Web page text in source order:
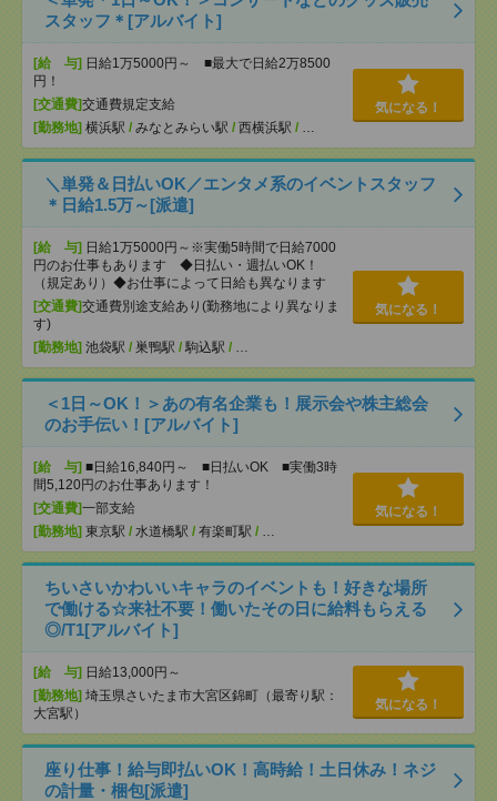
スタッフ＊[アルバイト]
[給 与] 日給1万5000円～ ■最大で日給2万8500
円！
[交通費]交通費規定支給
[勤務地] 横浜駅 / みなとみらい駅 / 西横浜駅 / …
気になる！
＼単発＆日払いOK／エンタメ系のイベントスタッフ
＊日給1.5万～[派遣]
[給 与] 日給1万5000円～※実働5時間で日給7000
円のお仕事もあります ◆日払い・週払いOK！
（規定あり）◆お仕事によって日給も異なります
[交通費]交通費別途支給あり(勤務地により異なりま
す)
[勤務地] 池袋駅 / 巣鴨駅 / 駒込駅 / …
気になる！
＜1日～OK！＞あの有名企業も！展示会や株主総会
のお手伝い！[アルバイト]
[給 与] ■日給16,840円～ ■日払いOK ■実働3時
間5,120円のお仕事あります！
[交通費]一部支給
[勤務地] 東京駅 / 水道橋駅 / 有楽町駅 / …
気になる！
ちいさいかわいいキャラのイベントも！好きな場所
で働ける☆来社不要！働いたその日に給料もらえる
◎/T1[アルバイト]
[給 与] 日給13,000円～
[勤務地] 埼玉県さいたま市大宮区錦町（最寄り駅：
大宮駅）
気になる！
座り仕事！給与即払いOK！高時給！土日休み！ネジ
の計量・梱包[派遣]